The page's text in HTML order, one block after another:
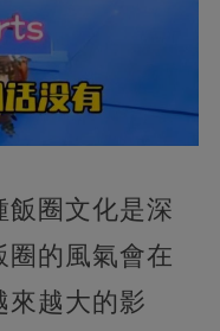
飯圈文化是深
圈的風氣會在
來越大的影